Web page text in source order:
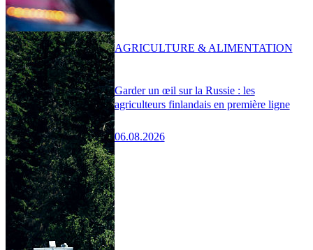
Garder un œil sur la Russie : les
agriculteurs finlandais en première ligne
06.08.2026
AGRICULTURE & ALIMENTATION